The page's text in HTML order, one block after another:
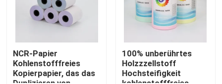
NCR-Papier
Kohlenstofffreies
Kopierpapier, das das
100% unberührtes
Holzzzellstoff
Hochsteifigkeit